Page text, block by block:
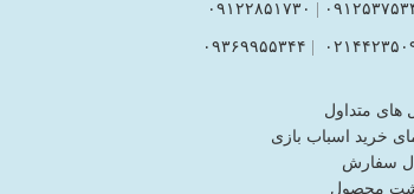
| ۰۹۱۲۲۸۵۱۷۳۰
| ۰۹۳۶۹۹۵۵۳۴۴
های متداول
خرید اسباب بازی
سفارش
محصول